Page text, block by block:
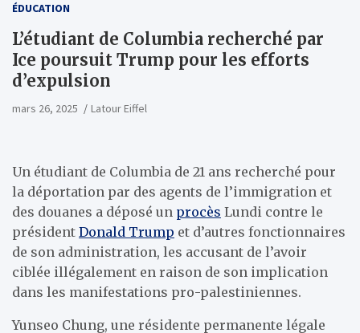
ÉDUCATION
L’étudiant de Columbia recherché par
Ice poursuit Trump pour les efforts
d’expulsion
mars 26, 2025 Latour Eiffel
Un étudiant de Columbia de 21 ans recherché pour
la déportation par des agents de l’immigration et
des douanes a déposé un procès Lundi contre le
président Donald Trump et d’autres fonctionnaires
de son administration, les accusant de l’avoir
ciblée illégalement en raison de son implication
dans les manifestations pro-palestiniennes.
Yunseo Chung, une résidente permanente légale